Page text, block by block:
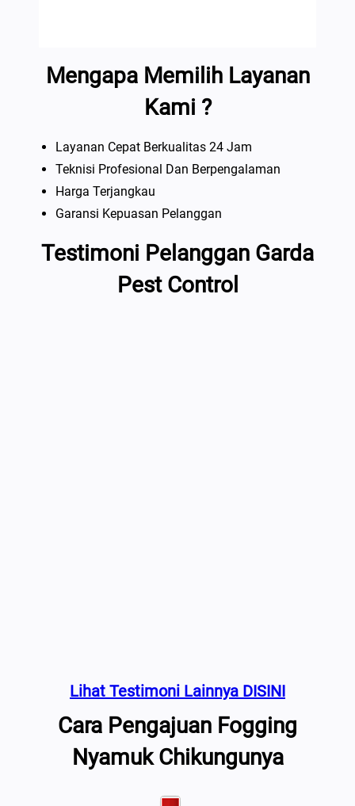
Mengapa Memilih Layanan
Kami ?
Layanan Cepat Berkualitas 24 Jam
Teknisi Profesional Dan Berpengalaman
Harga Terjangkau
Garansi Kepuasan Pelanggan
Testimoni Pelanggan Garda
Pest Control
Lihat Testimoni Lainnya DISINI
Cara Pengajuan Fogging
Nyamuk Chikungunya